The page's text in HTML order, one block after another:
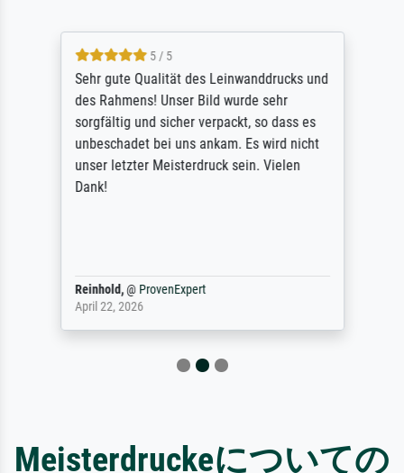
5 / 5
Sehr gute Qualität des Leinwanddrucks und
des Rahmens! Unser Bild wurde sehr
sorgfältig und sicher verpackt, so dass es
unbeschadet bei uns ankam. Es wird nicht
unser letzter Meisterdruck sein. Vielen
Dank!
Reinhold,@ ProvenExpert
April 22, 2026
Meisterdruckeについての